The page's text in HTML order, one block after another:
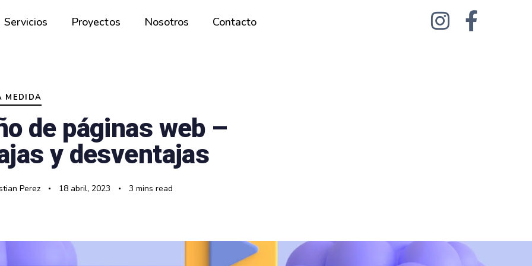
Servicios Proyectos Nosotros Contacto
MEDIDA
de páginas web –
y desventajas
Perez 18 abril, 2023 3 mins read